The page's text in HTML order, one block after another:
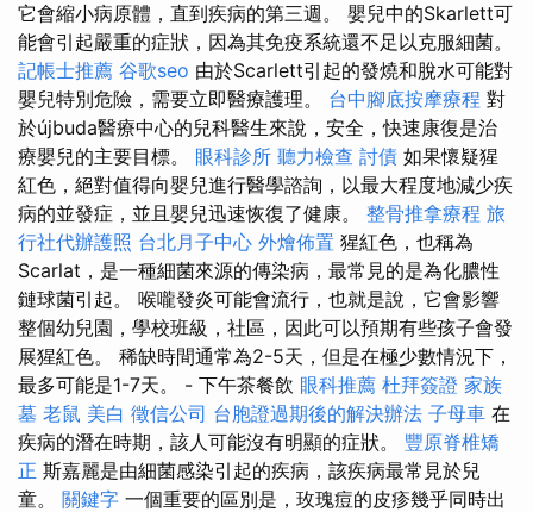
它會縮小病原體，直到疾病的第三週。 嬰兒中的Skarlett可
能會引起嚴重的症狀，因為其免疫系統還不足以克服細菌。
記帳士推薦 谷歌seo 由於Scarlett引起的發燒和脫水可能對
嬰兒特別危險，需要立即醫療護理。 台中腳底按摩療程 對
於újbuda醫療中心的兒科醫生來說，安全，快速康復是治
療嬰兒的主要目標。 眼科診所 聽力檢查 討債 如果懷疑猩
紅色，絕對值得向嬰兒進行醫學諮詢，以最大程度地減少疾
病的並發症，並且嬰兒迅速恢復了健康。 整骨推拿療程 旅
行社代辦護照 台北月子中心 外燴佈置 猩紅色，也稱為
Scarlat，是一種細菌來源的傳染病，最常見的是為化膿性
鏈球菌引起。 喉嚨發炎可能會流行，也就是說，它會影響
整個幼兒園，學校班級，社區，因此可以預期有些孩子會發
展猩紅色。 稀缺時間通常為2-5天，但是在極少數情況下，
最多可能是1-7天。 - 下午茶餐飲 眼科推薦 杜拜簽證 家族
墓 老鼠 美白 徵信公司 台胞證過期後的解決辦法 子母車 在
疾病的潛在時期，該人可能沒有明顯的症狀。 豐原脊椎矯
正 斯嘉麗是由細菌感染引起的疾病，該疾病最常見於兒
童。 關鍵字 一個重要的區別是，玫瑰痘的皮疹幾乎同時出